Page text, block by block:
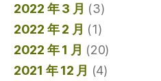
2022 年 3 月 (3)
2022 年 2 月 (1)
2022 年 1 月 (20)
2021 年 12 月 (4)